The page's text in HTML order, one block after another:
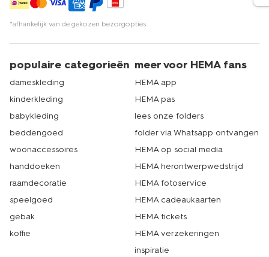
*afhankelijk van de gekozen bezorgopties
populaire categorieën
dameskleding
kinderkleding
babykleding
beddengoed
woonaccessoires
handdoeken
raamdecoratie
speelgoed
gebak
koffie
meer voor HEMA fans
HEMA app
HEMA pas
lees onze folders
folder via Whatsapp ontvangen
HEMA op social media
HEMA herontwerpwedstrijd
HEMA fotoservice
HEMA cadeaukaarten
HEMA tickets
HEMA verzekeringen
inspiratie